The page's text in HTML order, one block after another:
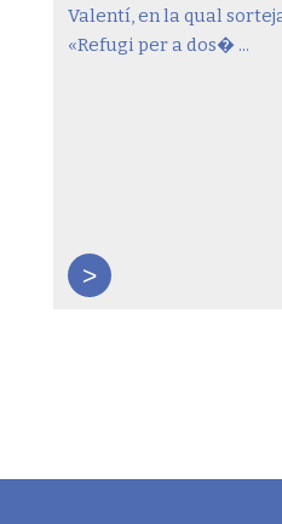
Valentí, en la qual
«Refugi per a dos� ...
>